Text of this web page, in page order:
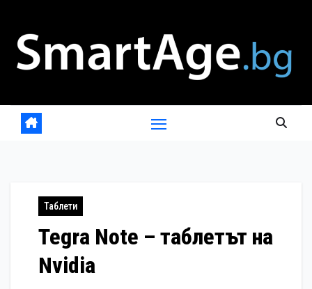
content
Таблети
Tegra Note – таблетът на
Nvidia